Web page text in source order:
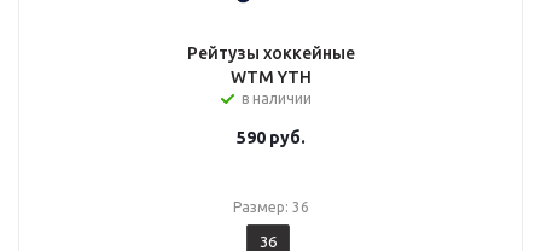
Рейтузы хоккейные
WTM YTH
в наличии
590 руб.
Размер: 36
36